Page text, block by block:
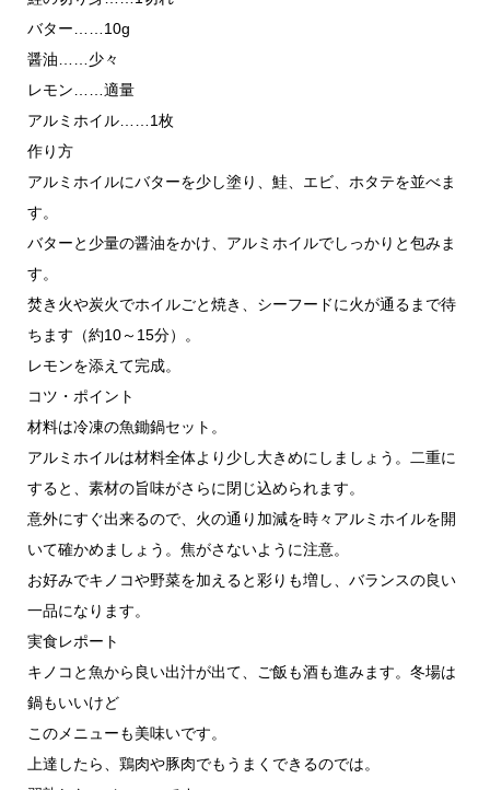
バター……10g
醤油……少々
レモン……適量
アルミホイル……1枚
作り方
アルミホイルにバターを少し塗り、鮭、エビ、ホタテを並べま
す。
バターと少量の醤油をかけ、アルミホイルでしっかりと包みま
す。
焚き火や炭火でホイルごと焼き、シーフードに火が通るまで待
ちます（約10～15分）。
レモンを添えて完成。
コツ・ポイント
材料は冷凍の魚鋤鍋セット。
アルミホイルは材料全体より少し大きめにしましょう。二重に
すると、素材の旨味がさらに閉じ込められます。
意外にすぐ出来るので、火の通り加減を時々アルミホイルを開
いて確かめましょう。焦がさないように注意。
お好みでキノコや野菜を加えると彩りも増し、バランスの良い
一品になります。
実食レポート
キノコと魚から良い出汁が出て、ご飯も酒も進みます。冬場は
鍋もいいけど
このメニューも美味いです。
上達したら、鶏肉や豚肉でもうまくできるのでは。